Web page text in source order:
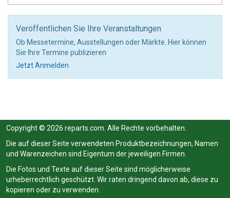
Veröffentlichen Sie Ihre Veranstaltungen
Ob Messetermine, Ausstellungen oder Märkte. Hier können
Sie Ihre Termine publizieren
Jetzt Anmelden
Copyright © 2026 reparts.com. Alle Rechte vorbehalten.
Die auf dieser Seite verwendeten Produktbezeichnungen, Namen
und Warenzeichen sind Eigentum der jeweiligen Firmen.
Die Fotos und Texte auf dieser Seite sind möglicherweise
urheberrechtlich geschützt. Wir raten dringend davon ab, diese zu
kopieren oder zu verwenden.